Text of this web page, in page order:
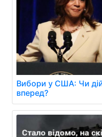
Вибори у США: Чи
вперед?